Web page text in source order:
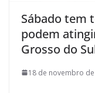
Sábado tem
podem
Grosso do
18 de novembro